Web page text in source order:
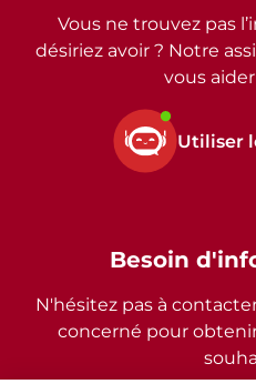
Vous ne trouvez pas
désiriez avoir ? Notre
vous
Utiliser
Besoin
N'hésitez pas à
concerné pour